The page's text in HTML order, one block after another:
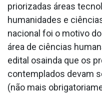
priorizadas áreas
humanidades e
nacional foi o motivo
área de ciências
edital osainda que os
contemplados devam
(não mais